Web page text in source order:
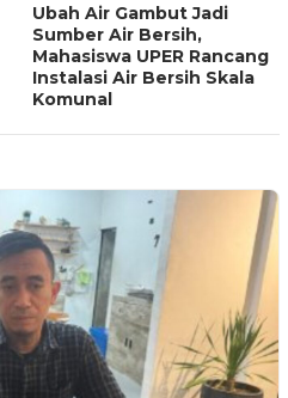
Ubah Air Gambut Jadi
Sumber Air Bersih,
Mahasiswa UPER Rancang
Instalasi Air Bersih Skala
Komunal